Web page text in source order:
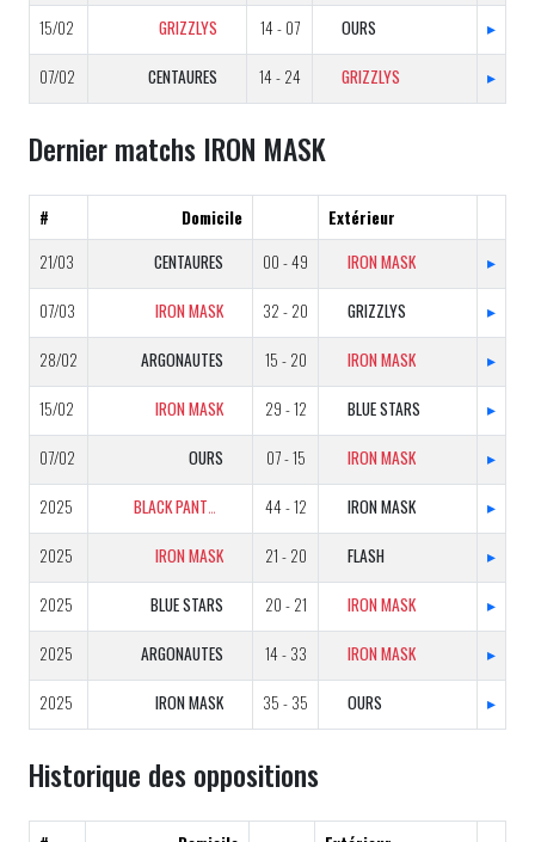
15/02 GRIZZLYS 14 - 07 OURS ▸
07/02 CENTAURES 14 - 24 GRIZZLYS ▸
Dernier matchs IRON MASK
# Domicile
Extérieur
21/03
CENTAURES 00 - 49 IRON MASK ▸
07/03 IRON MASK 32 - 20 GRIZZLYS ▸
28/02 ARGONAUTES 15 - 20 IRON MASK ▸
15/02 IRON MASK 29 - 12 BLUE STARS ▸
07/02 OURS 07 - 15 IRON MASK ▸
2025 BLACK PANTHERS 44 - 12 IRON MASK ▸
2025 IRON MASK 21 - 20 FLASH ▸
2025 BLUE STARS 20 - 21 IRON MASK ▸
2025 ARGONAUTES 14 - 33 IRON MASK ▸
2025 IRON MASK 35 - 35 OURS ▸
Historique des oppositions